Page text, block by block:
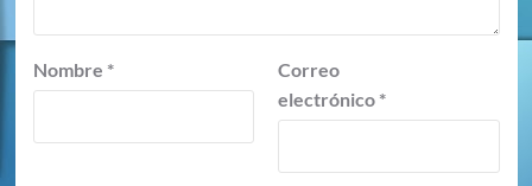
Nombre *
Correo
electrónico *